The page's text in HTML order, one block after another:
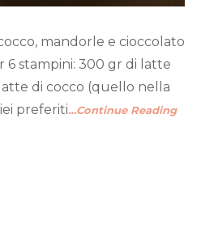
mandorle e cioccolato
6 stampini: 300 gr di latte
di cocco (quello nella
preferiti…Continue Reading